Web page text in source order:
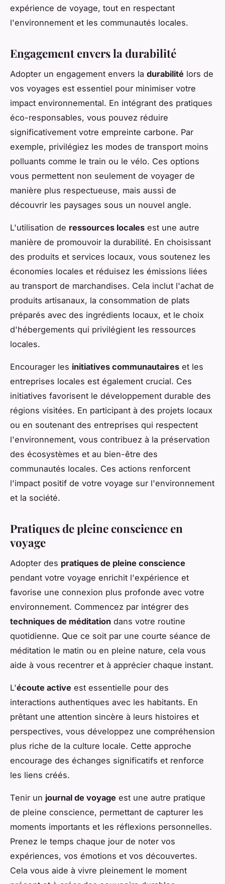
expérience de voyage, tout en respectant
l'environnement et les communautés locales.
Engagement envers la durabilité
Adopter un engagement envers la durabilité lors de
vos voyages est essentiel pour minimiser votre
impact environnemental. En intégrant des pratiques
éco-responsables, vous pouvez réduire
significativement votre empreinte carbone. Par
exemple, privilégiez les modes de transport moins
polluants comme le train ou le vélo. Ces options
vous permettent non seulement de voyager de
manière plus respectueuse, mais aussi de
découvrir les paysages sous un nouvel angle.
L'utilisation de ressources locales est une autre
manière de promouvoir la durabilité. En choisissant
des produits et services locaux, vous soutenez les
économies locales et réduisez les émissions liées
au transport de marchandises. Cela inclut l'achat de
produits artisanaux, la consommation de plats
préparés avec des ingrédients locaux, et le choix
d'hébergements qui privilégient les ressources
locales.
Encourager les initiatives communautaires et les
entreprises locales est également crucial. Ces
initiatives favorisent le développement durable des
régions visitées. En participant à des projets locaux
ou en soutenant des entreprises qui respectent
l'environnement, vous contribuez à la préservation
des écosystèmes et au bien-être des
communautés locales. Ces actions renforcent
l'impact positif de votre voyage sur l'environnement
et la société.
Pratiques de pleine conscience en
voyage
Adopter des pratiques de pleine conscience
pendant votre voyage enrichit l'expérience et
favorise une connexion plus profonde avec votre
environnement. Commencez par intégrer des
techniques de méditation dans votre routine
quotidienne. Que ce soit par une courte séance de
méditation le matin ou en pleine nature, cela vous
aide à vous recentrer et à apprécier chaque instant.
L'écoute active est essentielle pour des
interactions authentiques avec les habitants. En
prêtant une attention sincère à leurs histoires et
perspectives, vous développez une compréhension
plus riche de la culture locale. Cette approche
encourage des échanges significatifs et renforce
les liens créés.
Tenir un journal de voyage est une autre pratique
de pleine conscience, permettant de capturer les
moments importants et les réflexions personnelles.
Prenez le temps chaque jour de noter vos
expériences, vos émotions et vos découvertes.
Cela vous aide à vivre pleinement le moment